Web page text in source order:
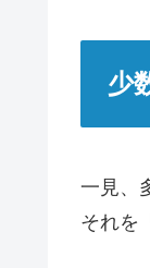
少
一見、
それを